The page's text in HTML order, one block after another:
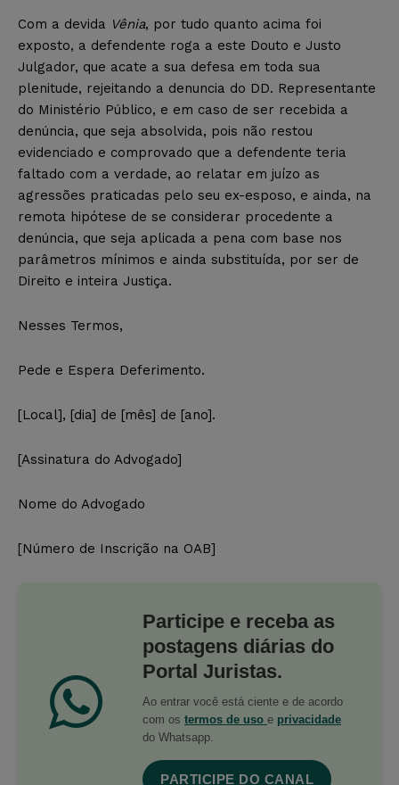
Com a devida Vênia, por tudo quanto acima foi
exposto, a defendente roga a este Douto e Justo
Julgador, que acate a sua defesa em toda sua
plenitude, rejeitando a denuncia do DD. Representante
do Ministério Público, e em caso de ser recebida a
denúncia, que seja absolvida, pois não restou
evidenciado e comprovado que a defendente teria
faltado com a verdade, ao relatar em juízo as
agressões praticadas pelo seu ex-esposo, e ainda, na
remota hipótese de se considerar procedente a
denúncia, que seja aplicada a pena com base nos
parâmetros mínimos e ainda substituída, por ser de
Direito e inteira Justiça.
Nesses Termos,
Pede e Espera Deferimento.
[Local], [dia] de [mês] de [ano].
[Assinatura do Advogado]
Nome do Advogado
[Número de Inscrição na OAB]
Participe e receba as
postagens diárias do
Portal Juristas.
Ao entrar você está ciente e de acordo
com os termos de uso e privacidade
do Whatsapp.
PARTICIPE DO CANAL